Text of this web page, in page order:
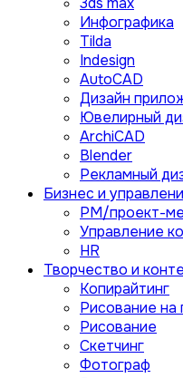
Инфографика
Tilda
Indesign
AutoCAD
Дизайн
Ювелирный
ArchiCAD
Blender
Рекламный
Бизнес и
PM/проект-
Управление
HR
Творчество и
Копирайтинг
Рисование на
Рисование
Скетчинг
Фотограф